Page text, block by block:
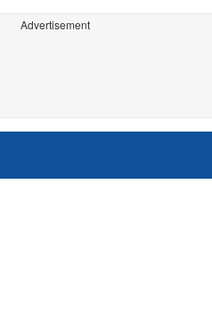
Advertisement